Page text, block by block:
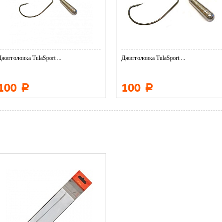
TulaSport ...
Р
Джигголовка TulaSport ...
100 Р